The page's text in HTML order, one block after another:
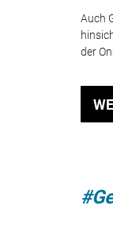
Auch
der